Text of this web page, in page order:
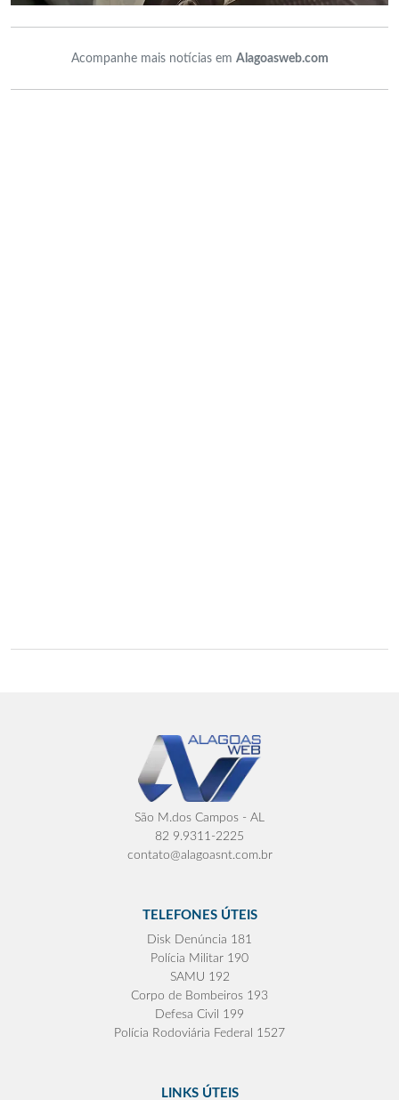
Acompanhe mais notícias em Alagoasweb.com
São M.dos Campos - AL
82 9.9311-2225
contato@alagoasnt.com.br
TELEFONES ÚTEIS
Disk Denúncia 181
Polícia Militar 190
SAMU 192
Corpo de Bombeiros 193
Defesa Civil 199
Polícia Rodoviária Federal 1527
LINKS ÚTEIS